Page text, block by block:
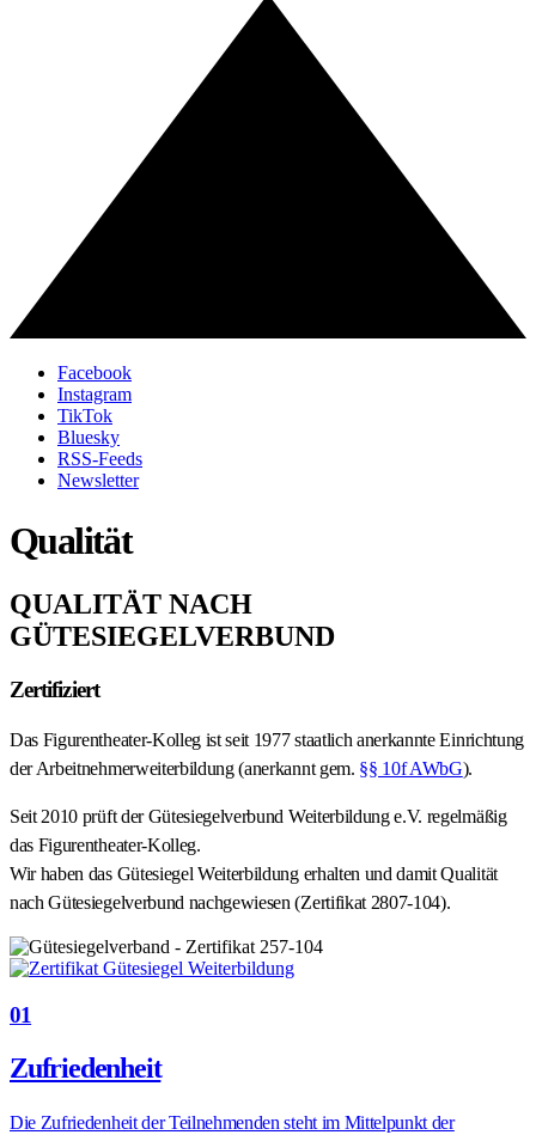
Facebook
Instagram
TikTok
Bluesky
RSS-Feeds
Newsletter
Qualität
QUALITÄT NACH
GÜTESIEGELVERBUND
Zertifiziert
Das Figurentheater-Kolleg ist seit 1977 staatlich anerkannte Einrichtung
der Arbeitnehmerweiterbildung (anerkannt gem. §§ 10f AWbG).
Seit 2010 prüft der Gütesiegelverbund Weiterbildung e.V. regelmäßig
das Figurentheater-Kolleg.
Wir haben das Gütesiegel Weiterbildung erhalten und damit Qualität
nach Gütesiegelverbund nachgewiesen (Zertifikat 2807-104).
01
Zufriedenheit
Die Zufriedenheit der Teilnehmenden steht im Mittelpunkt der